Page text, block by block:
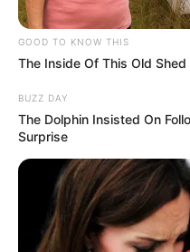
VEJA A RECEITA
9. Secretária ou
GOOD TO KNOW THIS
The Inside Of This Old
BUZZ DAY
The Dolphin Insisted On
Surprise